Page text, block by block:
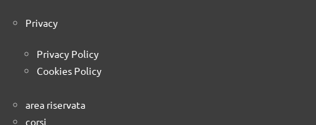
Privacy
Privacy Policy
Cookies Policy
area riservata
corsi